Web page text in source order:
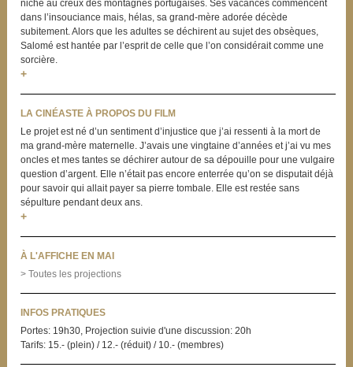
niché au creux des montagnes portugaises. Ses vacances commencent
dans l’insouciance mais, hélas, sa grand-mère adorée décède
subitement. Alors que les adultes se déchirent au sujet des obsèques,
Salomé est hantée par l’esprit de celle que l’on considérait comme une
sorcière.
+
LA CINÉASTE À PROPOS DU FILM
Le projet est né d’un sentiment d’injustice que j’ai ressenti à la mort de
ma grand-mère maternelle. J’avais une vingtaine d’années et j’ai vu mes
oncles et mes tantes se déchirer autour de sa dépouille pour une vulgaire
question d’argent. Elle n’était pas encore enterrée qu’on se disputait déjà
pour savoir qui allait payer sa pierre tombale. Elle est restée sans
sépulture pendant deux ans.
+
À L'AFFICHE EN MAI
> Toutes les projections
INFOS PRATIQUES
Portes: 19h30, Projection suivie d'une discussion: 20h
Tarifs: 15.- (plein) / 12.- (réduit) / 10.- (membres)